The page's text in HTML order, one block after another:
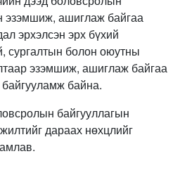
эзэмшиж, ашиглаж байгаа
эрхэлсэн эрх бүхий
сургалтын болон оюутны
эзэмшиж, ашиглаж байгаа
байна.
байгууллагын
дараах нөхцлийг